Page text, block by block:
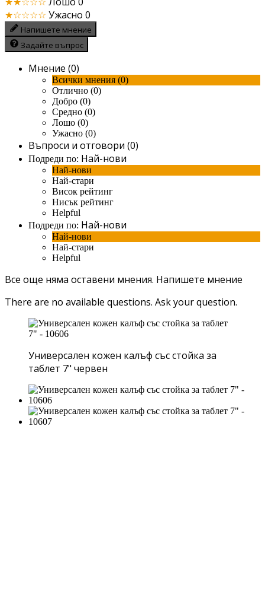
★☆☆☆☆ Ужасно 0
Напишете мнение
Задайте въпрос
Мнение (0)
Всички мнения (0)
Отлично (0)
Добро (0)
Средно (0)
Лошо (0)
Ужасно (0)
Въпроси и отговори (0)
Подреди по: Най-нови
Най-нови
Най-стари
Висок рейтинг
Нисък рейтинг
Helpful
Подреди по: Най-нови
Най-нови
Най-стари
Helpful
Все още няма оставени мнения. Напишете мнение
There are no available questions. Ask your question.
Универсален кожен калъф със стойка за
таблет 7" червен